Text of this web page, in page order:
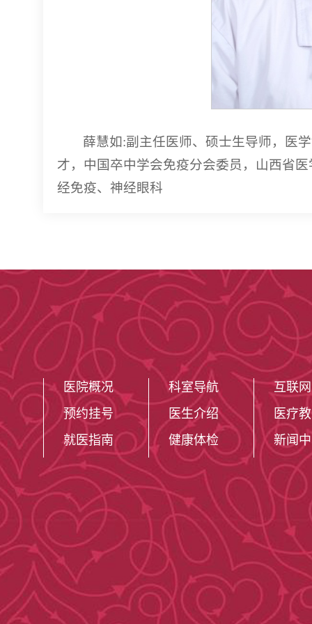
薛慧如:副主任医师、硕士生导师，医
才，中国卒中学会免疫分会委员，山西省
经免疫、神经眼科
医院概况
预约挂号
就医指南
科室导航
医生介绍
健康体检
互联
医疗
新闻